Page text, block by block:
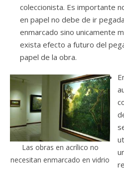
coleccionista. Es importante
en papel no debe de ir
enmarcado sino unicamente
exista efecto a futuro del
papel de la obra.
Las obras en acrílico no
necesitan enmarcado en vidrio